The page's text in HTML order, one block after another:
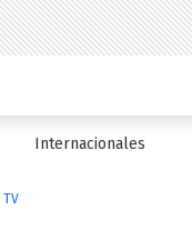
Internacionales
TV